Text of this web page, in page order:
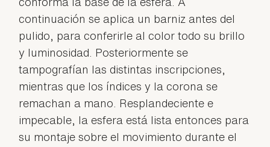
continuación se aplica un barniz antes del
pulido, para conferirle al color todo su brillo
y luminosidad. Posteriormente se
tampografían las distintas inscripciones,
mientras que los índices y la corona se
remachan a mano. Resplandeciente e
impecable, la esfera está lista entonces para
su montaje sobre el movimiento durante el